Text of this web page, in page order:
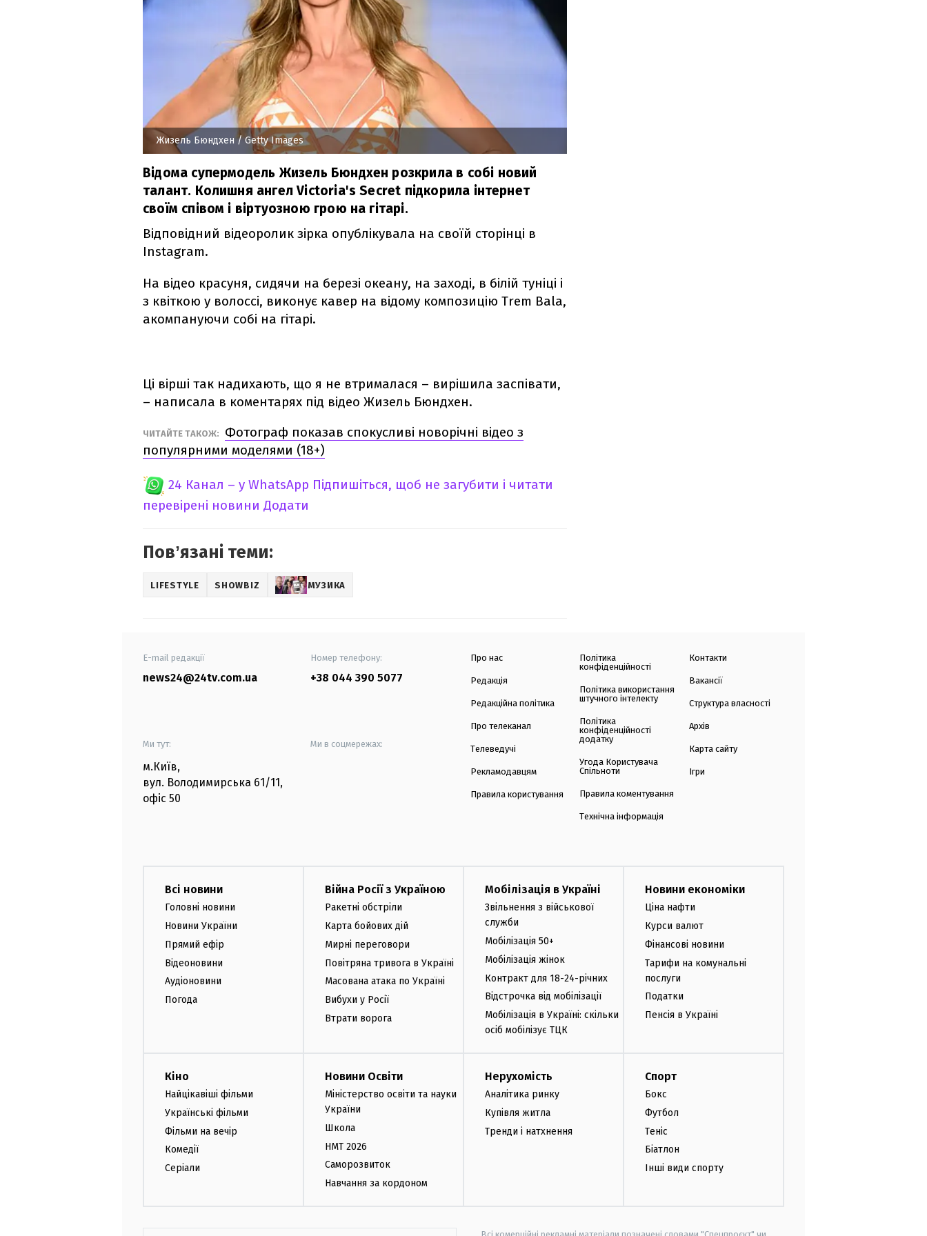
Жизель Бюндхен/ Getty Images
Відома супермодель Жизель Бюндхен розкрила в собі новий
талант. Колишня ангел Victoria's Secret підкорила інтернет
своїм співом і віртуозною грою на гітарі.
Відповідний відеоролик зірка опублікувала на своїй сторінці в
Instagram.
На відео красуня, сидячи на березі океану, на заході, в білій туніці і
з квіткою у волоссі, виконує кавер на відому композицію Trem Bala,
акомпануючи собі на гітарі.
Ці вірші так надихають, що я не втрималася – вирішила заспівати,
– написала в коментарях під відео Жизель Бюндхен.
ЧИТАЙТЕ ТАКОЖ:
Фотограф показав спокусливі новорічні відео з
популярними моделями (18+)
24 Канал – у WhatsApp Підпишіться, щоб не загубити і читати
перевірені новини Додати
Повʼязані теми:
LIFESTYLE SHOWBIZ МУЗИКА
E-mail редакції
news24@24tv.com.ua
Номер телефону:
+38 044 390 5077
Ми тут:
м.Київ,
вул. Володимирська 61/11,
офіс 50
Ми в соцмережах:
Про нас
Редакція
Редакційна політика
Про телеканал
Телеведучі
Рекламодавцям
Правила користування
Політика
конфіденційності
Політика використання
штучного інтелекту
Політика
конфіденційності
додатку
Угода Користувача
Спільноти
Правила коментування
Технічна інформація
Контакти
Вакансії
Структура власності
Архів
Карта сайту
Ігри
Всі новини
Головні новини
Новини України
Прямий ефір
Відеоновини
Аудіоновини
Погода
Війна Росії з Україною
Ракетні обстріли
Карта бойових дій
Мирні переговори
Повітряна тривога в Україні
Масована атака по Україні
Вибухи у Росії
Втрати ворога
Мобілізація в Україні
Звільнення з військової
служби
Мобілізація 50+
Мобілізація жінок
Контракт для 18-24-річних
Відстрочка від мобілізації
Мобілізація в Україні: скільки
осіб мобілізує ТЦК
Новини економіки
Ціна нафти
Курси валют
Фінансові новини
Тарифи на комунальні
послуги
Податки
Пенсія в Україні
Кіно
Найцікавіші фільми
Українські фільми
Фільми на вечір
Комедії
Серіали
Новини Освіти
Міністерство освіти та науки
України
Школа
НМТ 2026
Саморозвиток
Навчання за кордоном
Нерухомість
Аналітика ринку
Купівля житла
Тренди і натхнення
Спорт
Бокс
Футбол
Теніс
Біатлон
Інші види спорту